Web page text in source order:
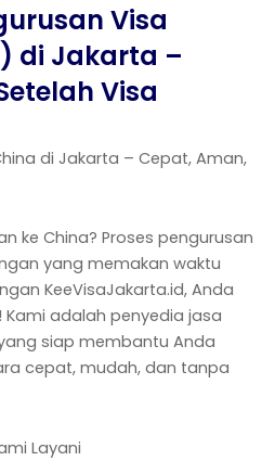
Visa
di Jakarta –
Visa
di Jakarta – Cepat, Aman,
ke China? Proses pengurusan
yang memakan waktu
KeeVisaJakarta.id, Anda
adalah penyedia jasa
siap membantu Anda
cepat, mudah, dan tanpa
Layani